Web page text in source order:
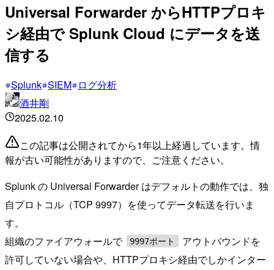
Universal Forwarder からHTTPプロキ
シ経由で Splunk Cloud にデータを送
信する
Splunk SIEM ログ分析
酒井剛
2025.02.10
この記事は公開されてから1年以上経過しています。情
報が古い可能性がありますので、ご注意ください。
Splunk の Universal Forwarder はデフォルトの動作では、独
自プロトコル（TCP 9997）を使ってデータ転送を行いま
す。
組織のファイアウォールで
9997ポート
アウトバウンドを
許可していない場合や、HTTPプロキシ経由でしかインター